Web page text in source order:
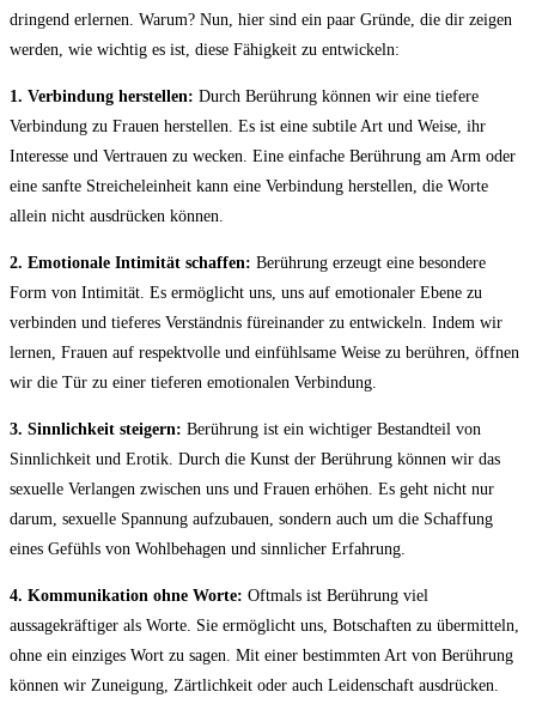
dringend erlernen. Warum? Nun, hier sind ein paar Gründe, die dir zeigen
werden, wie wichtig es ist, diese Fähigkeit zu entwickeln:
1. Verbindung herstellen: Durch Berührung können wir eine tiefere
Verbindung zu Frauen herstellen. Es ist eine subtile Art und Weise, ihr
Interesse und Vertrauen zu wecken. Eine einfache Berührung am Arm oder
eine sanfte Streicheleinheit kann eine Verbindung herstellen, die Worte
allein nicht ausdrücken können.
2. Emotionale Intimität schaffen: Berührung erzeugt eine besondere
Form von Intimität. Es ermöglicht uns, uns auf emotionaler Ebene zu
verbinden und tieferes Verständnis füreinander zu entwickeln. Indem wir
lernen, Frauen auf respektvolle und einfühlsame Weise zu berühren, öffnen
wir die Tür zu einer tieferen emotionalen Verbindung.
3. Sinnlichkeit steigern: Berührung ist ein wichtiger Bestandteil von
Sinnlichkeit und Erotik. Durch die Kunst der Berührung können wir das
sexuelle Verlangen zwischen uns und Frauen erhöhen. Es geht nicht nur
darum, sexuelle Spannung aufzubauen, sondern auch um die Schaffung
eines Gefühls von Wohlbehagen und sinnlicher Erfahrung.
4. Kommunikation ohne Worte: Oftmals ist Berührung viel
aussagekräftiger als Worte. Sie ermöglicht uns, Botschaften zu übermitteln,
ohne ein einziges Wort zu sagen. Mit einer bestimmten Art von Berührung
können wir Zuneigung, Zärtlichkeit oder auch Leidenschaft ausdrücken.